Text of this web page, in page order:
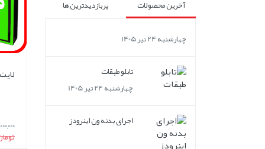
آخرین محصولات پربازدیدترین ها
چهارشنبه 24 تیر 1405
تابلو طبقات
چهارشنبه 24 تیر 1405
اجرای بدنه ون اینرودز
لایت